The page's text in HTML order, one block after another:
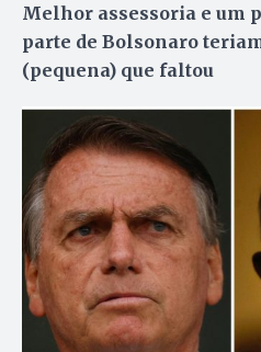
Melhor assessoria e um
parte de Bolsonaro
(pequena) que faltou